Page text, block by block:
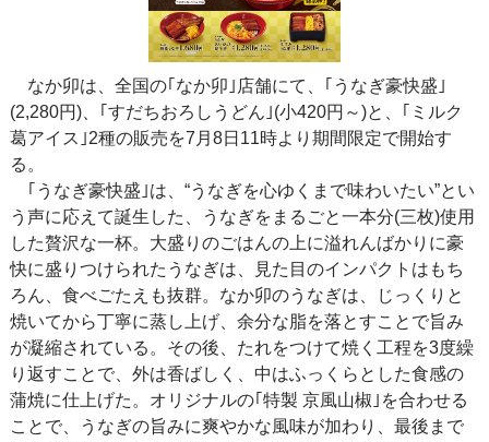
なか卯は、全国の｢なか卯｣店舗にて、｢うなぎ豪快盛｣
(2,280円)、｢すだちおろしうどん｣(小420円～)と、｢ミルク
葛アイス｣2種の販売を7月8日11時より期間限定で開始す
る。
｢うなぎ豪快盛｣は、“うなぎを心ゆくまで味わいたい”とい
う声に応えて誕生した、うなぎをまるごと一本分(三枚)使用
した贅沢な一杯。大盛りのごはんの上に溢れんばかりに豪
快に盛りつけられたうなぎは、見た目のインパクトはもち
ろん、食べごたえも抜群。なか卯のうなぎは、じっくりと
焼いてから丁寧に蒸し上げ、余分な脂を落とすことで旨み
が凝縮されている。その後、たれをつけて焼く工程を3度繰
り返すことで、外は香ばしく、中はふっくらとした食感の
蒲焼に仕上げた。オリジナルの｢特製 京風山椒｣を合わせる
ことで、うなぎの旨みに爽やかな風味が加わり、最後まで